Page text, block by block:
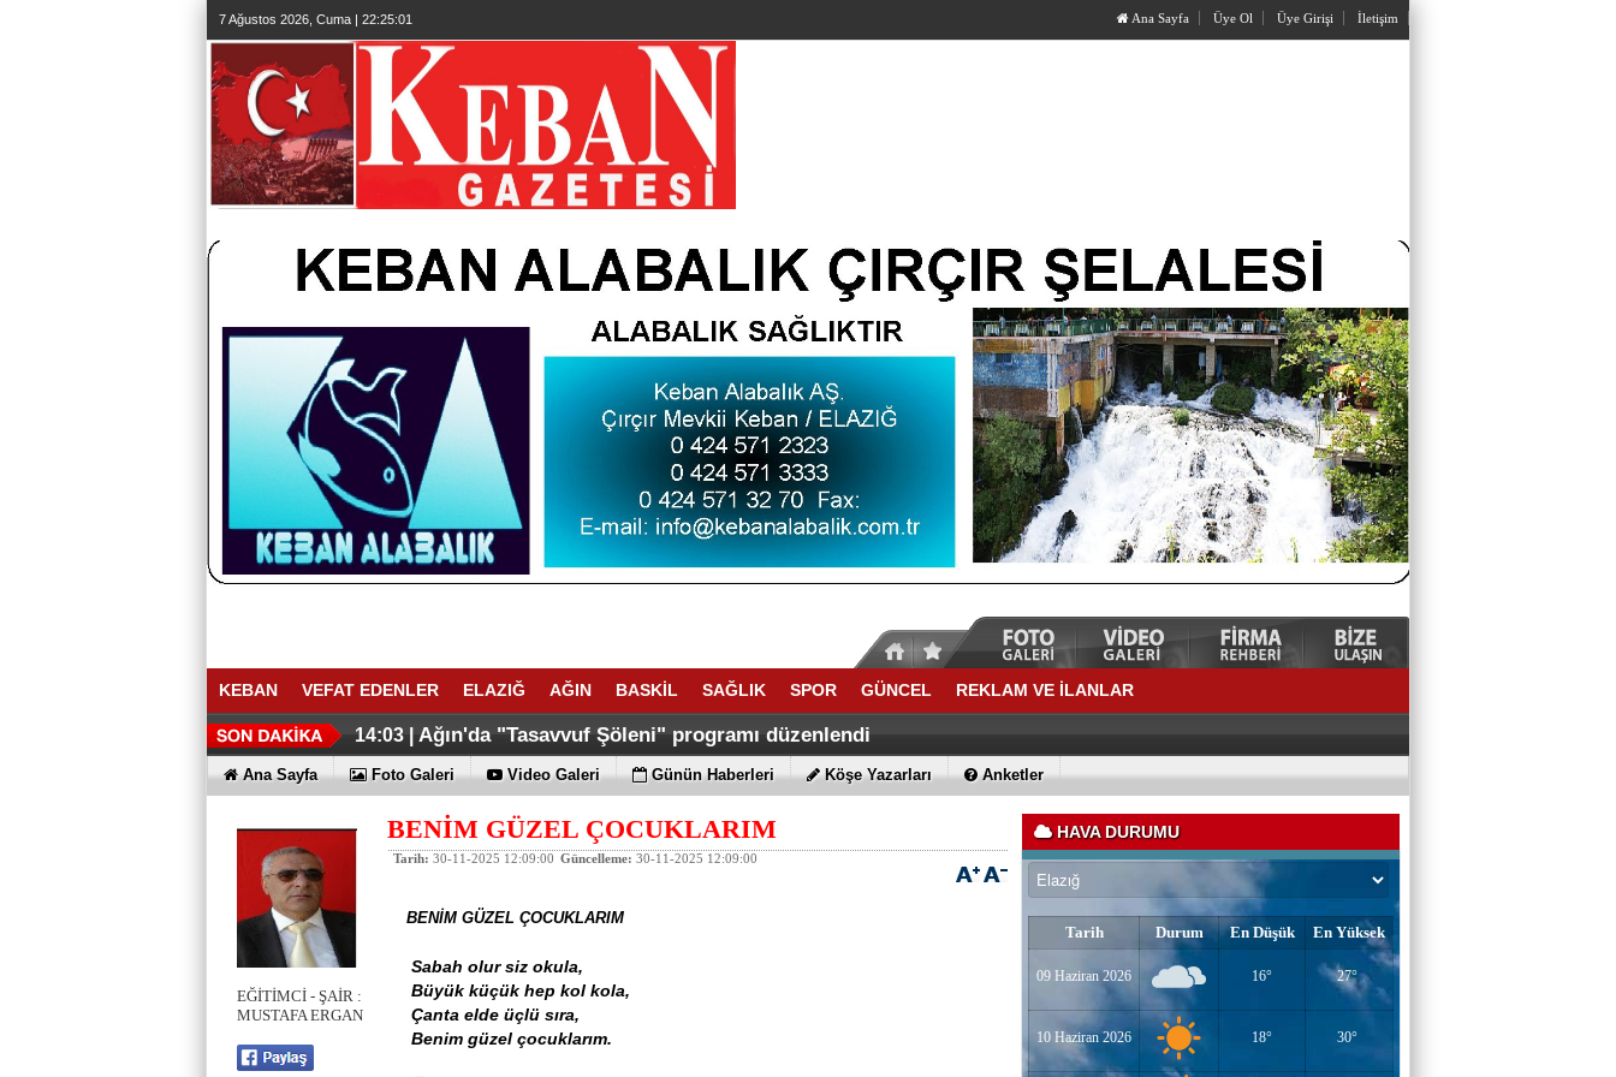
7 Ağustos 2026, Cuma | 22:25:02 Ana Sayfa Üye Ol Üye Girişi İletişim
KEBAN VEFAT EDENLER ELAZIĞ AĞIN BASKİL SAĞLIK SPOR GÜNCEL REKLAM VE İLANLAR
14:03 | Ağın'da "Tasavvuf Şöleni" programı düzenlendi
Ana Sayfa Foto Galeri Video Galeri Günün Haberleri Köşe Yazarları Anketler
EĞİTİMCİ - ŞAİR :
MUSTAFA ERGAN
BENİM GÜZEL ÇOCUKLARIM
Tarih: 30-11-2025 12:09:00 Güncelleme: 30-11-2025 12:09:00
BENİM GÜZEL ÇOCUKLARIM
Sabah olur siz okula,
Büyük küçük hep kol kola,
Çanta elde üçlü sıra,
Benim güzel çocuklarım.
HAVA DURUMU
Tarih Durum En Düşük En Yüksek
09 Haziran 2026 16° 27°
10 Haziran 2026 18° 30°
YAZAR-ŞAİR MİRAÇ DOĞAN
Mavi Işık İnsanları